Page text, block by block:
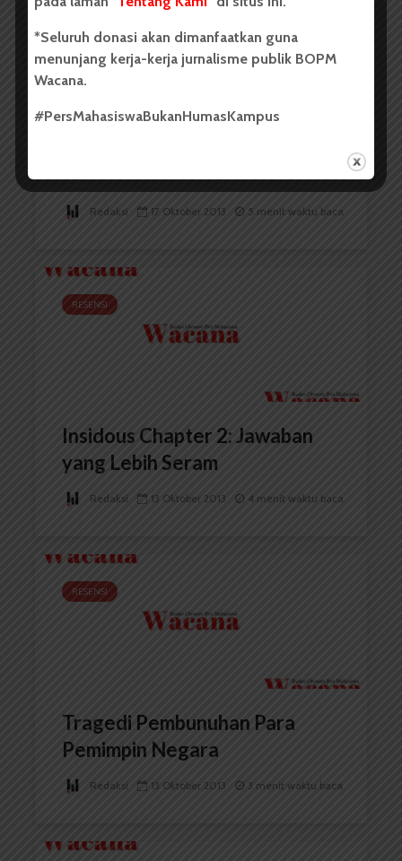
Redaksi 17 Oktober 2013 5 menit waktu baca
RESENSI
Insidous Chapter 2: Jawaban
yang Lebih Seram
Redaksi 13 Oktober 2013 4 menit waktu baca
RESENSI
Tragedi Pembunuhan Para
Pemimpin Negara
Redaksi 13 Oktober 2013 3 menit waktu baca
*Seluruh donasi akan dimanfaatkan guna
menunjang kerja-kerja jurnalisme publik BOPM
Wacana.
#PersMahasiswaBukanHumasKampus